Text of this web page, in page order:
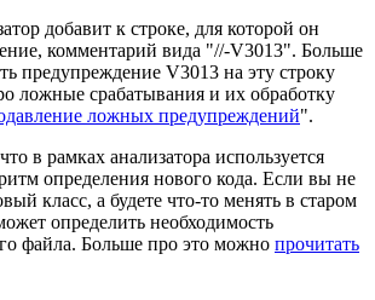
добавит к строке, для которой он
комментарий вида "//-V3013". Больше
предупреждение V3013 на эту строку
ложные срабатывания и их обработку
ложных предупреждений".
в рамках анализатора используется
определения нового кода. Если вы не
класс, а будете что-то менять в старом
определить необходимость
файла. Больше про это можно прочитать